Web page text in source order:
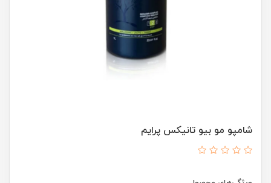
شامپو مو بیو تانیکس پرایم